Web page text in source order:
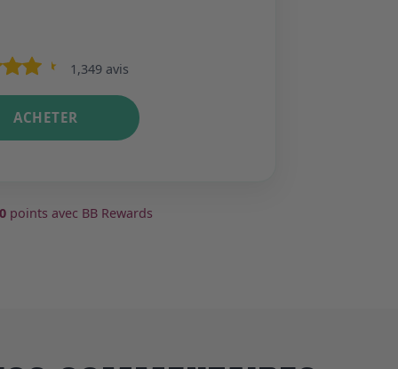
1,349 avis
ACHETER
points avec BB Rewards